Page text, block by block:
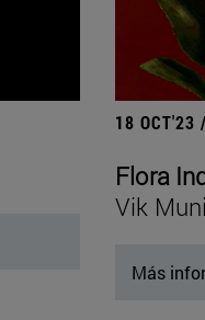
18 OCT'23
Flora
Vik
Más